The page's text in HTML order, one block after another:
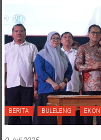
BERITA BULELENG